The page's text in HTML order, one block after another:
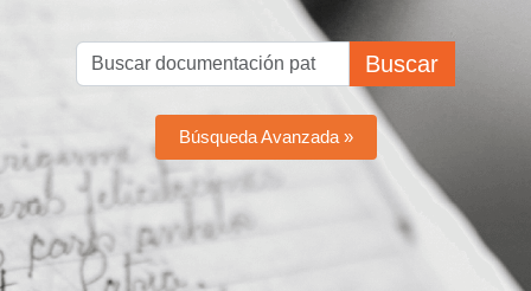
Buscar
Búsqueda Avanzada »